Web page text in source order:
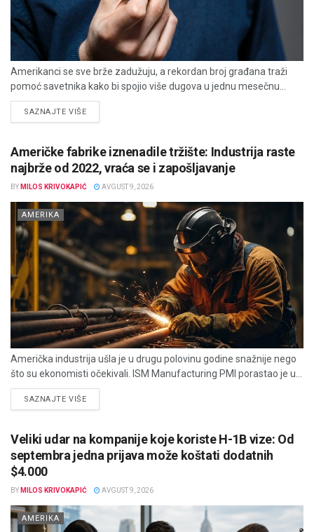
Amerikanci se sve brže zadužuju, a rekordan broj građana traži
pomoć savetnika kako bi spojio više dugova u jednu mesečnu...
SAZNAJTE VIŠEDETAILS
Američke fabrike iznenadile tržište: Industrija raste
najbrže od 2022, vraća se i zapošljavanje
BY MILOS KRIVOKAPIĆ AVGUST 9, 2026
AMERIKA
Američka industrija ušla je u drugu polovinu godine snažnije nego
što su ekonomisti očekivali. ISM Manufacturing PMI porastao je u...
SAZNAJTE VIŠEDETAILS
Veliki udar na kompanije koje koriste H-1B vize: Od
septembra jedna prijava može koštati dodatnih
$4.000
BY MILOS KRIVOKAPIĆ AVGUST 9, 2026
AMERIKA